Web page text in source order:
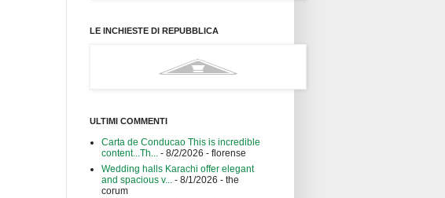
LE INCHIESTE DI REPUBBLICA
ULTIMI COMMENTI
Carta de Conducao This is incredible
content...Th... - 8/2/2026 - florense
Wedding halls Karachi offer elegant
and spacious v... - 8/1/2026 - the
corum